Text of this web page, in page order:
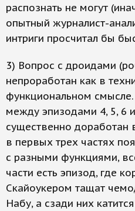
распознать не могут
опытный журналист-
интриги просчитал бы
3) Вопрос с дроидами
непроработан как в
функциональном
между эпизодами 4, 5, 6
существенно доработан
в первых трех частях
с разными функциями,
части есть эпизод, где
Скайоукером тащат
Набу, а сзади них